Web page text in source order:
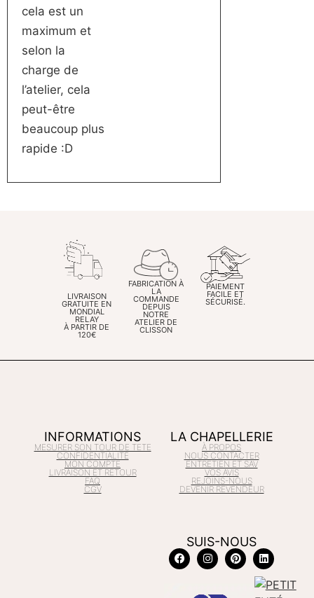
cela est un
maximum et
selon la
charge de
l’atelier, cela
peut-être
beaucoup plus
rapide :D
LIVRAISON
GRATUITE EN
MONDIAL
RELAY
À PARTIR DE
120€
FABRICATION À
LA
COMMANDE
DEPUIS
NOTRE
ATELIER DE
CLISSON
PAIEMENT
FACILE ET
SÉCURISÉ.
INFORMATIONS
MESURER SON TOUR DE TETE
CONFIDENTIALITÉ
MON COMPTE
LIVRAISON ET RETOUR
FAQ
CGV
LA CHAPELLERIE
À PROPOS
NOUS CONTACTER
ENTRETIEN ET SAV
VOS AVIS
REJOINS-NOUS
DEVENIR REVENDEUR
SUIS-NOUS